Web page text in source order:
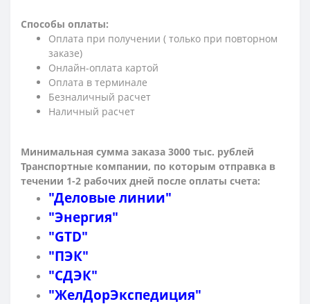
Способы оплаты:
Оплата при получении ( только при повторном
заказе)
Онлайн-оплата картой
Оплата в терминале
Безналичный расчет
Наличный расчет
Минимальная сумма заказа 3000 тыс. рублей
Транспортные компании, по которым отправка в
течении 1-2 рабочих дней после оплаты счета:
"Деловые линии"
"Энергия"
"GTD"
"ПЭК"
"СДЭК"
"ЖелДорЭкспедиция"